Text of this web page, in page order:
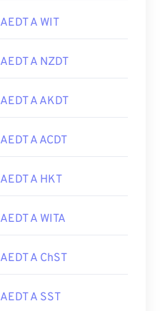
AEDT A WIT
AEDT A NZDT
AEDT A AKDT
AEDT A ACDT
AEDT A HKT
AEDT A WITA
AEDT A ChST
AEDT A SST